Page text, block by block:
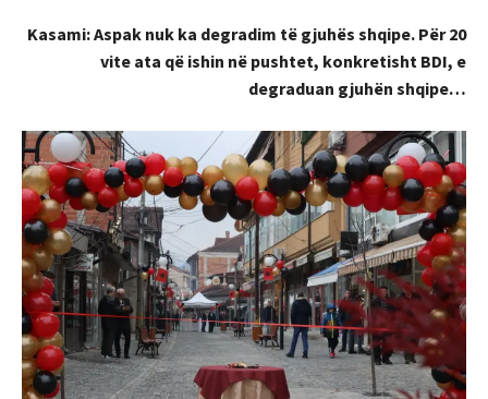
Kasami: Aspak nuk ka degradim të gjuhës shqipe. Për 20
vite ata që ishin në pushtet, konkretisht BDI, e
degraduan gjuhën shqipe…